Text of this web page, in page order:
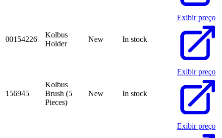
00154226
Kolbus
Holder
New In stock
Exibir preço
156945
Kolbus
Brush (5
Pieces)
New In stock
Exibir preço
Exibir preço